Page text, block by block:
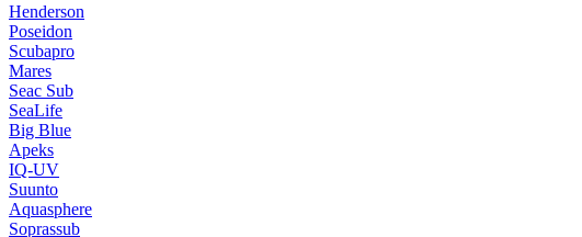
Henderson
Poseidon
Scubapro
Mares
Seac Sub
SeaLife
Big Blue
Apeks
IQ-UV
Suunto
Aquasphere
Soprassub